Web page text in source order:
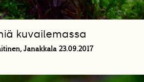
kuvailemassa
Janakkala 23.09.2017